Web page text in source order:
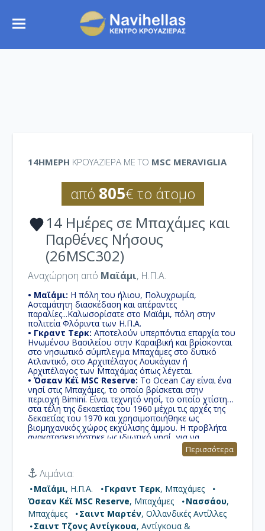
14ΉΜΕΡΗ ΚΡΟΥΑΖΙΕΡΑ ΜΕ ΤΟ MSC MERAVIGLIA
από 805€ το άτομο
14 Ημέρες σε Μπαχάμες και
Παρθένες Νήσους
(26MSC302)
Αναχώρηση από Μαϊάμι, Η.Π.Α.
• Μαϊάμι: Η πόλη του ήλιου, Πολυχρωμία,
Ασταμάτητη διασκέδαση και απέραντες
παραλίες...Καλωσορίσατε στο Μαϊάμι, πόλη στην
πολιτεία Φλόριντα των Η.Π.Α.
• Γκραντ Τερκ: Αποτελούν υπερπόντια επαρχία του
Ηνωμένου Βασιλείου στην Καραιβική και βρίσκονται
στο νησιωτικό σύμπλεγμα Μπαχάμες στο δυτικό
Ατλαντικό, στο Αρχιπέλαγος Λουκάγιαν ή
Αρχιπέλαγος των Μπαχάμας όπως λέγεται.
• Όσεαν Κέϊ MSC Reserve: Το Ocean Cay είναι ένα
νησί στις Μπαχάμες, το οποίο βρίσκεται στην
περιοχή Bimini. Είναι τεχνητό νησί, το οποίο χτίστηκε
στα τέλη της δεκαετίας του 1960 μέχρι τις αρχές της
δεκαετίας του 1970 και χρησιμοποιήθηκε ως
βιομηχανικός χώρος εκχύλισης άμμου. Η προβλήτα
ανακατασκευάστηκε ως ιδιωτικό νησί, για να
χρησιμοποιηθεί από τις κρουαζιέρες MSC.
Το νησί μπορεί να υπερηφανεύεται για
τα θέρετρα, ξενοδοχεία, εστιατόρια, καταστήματα,
νυχτερινή ζωή, ένα γήπεδο γκολφ, ένα ενυδρείο και
ένα καζίνο. Πήρε το όνομά της προς τιμήν του William
III της Αγγλίας, Πρίγκιπα του Orange-Nassau, που
πήρε το όνομά του από το Nassau της Γερμανίας.
• Σαιντ Μαρτέν:Nησί στη βορειοανατολική
Καραϊβική, περίπου 300 190 ναυτικά μίλια ανατολικά
Περισσότερα
Λιμάνια:
Μαϊάμι, Η.Π.Α. Γκραντ Τερκ, Μπαχάμες
Όσεαν Κέϊ MSC Reserve, Μπαχάμες Νασσάου,
Μπαχάμες
Σαιντ Μαρτέν, Ολλανδικές Αντίλλες
Σαιντ Τζονς Αντίγκουα, Αντίγκουα &